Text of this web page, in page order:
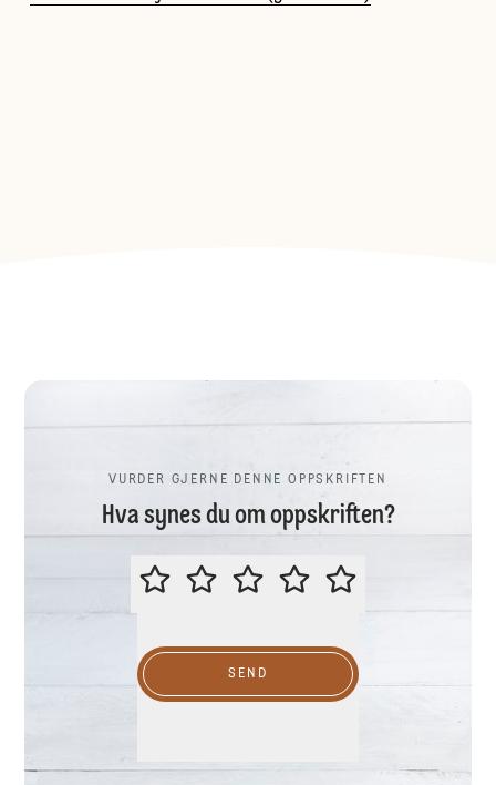
VURDER GJERNE DENNE OPPSKRIFTEN
Hva synes du om oppskriften?
VURDER GJERNE DENNE
SEND